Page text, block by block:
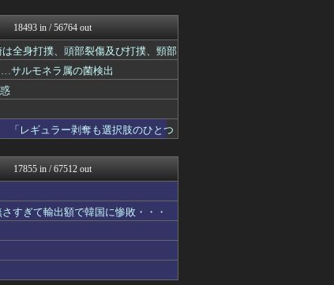
漫画まとめ速報
界はグーチョキパー
異世界転生まとめ速報
ールデンタイムズ
ズッター速報
ジタルニューススレッド
ッカキット
なんJ PRIDE
界の憂鬱 海外・韓国の反...
ぇー速
撃体験！アンビリバボー｜...
ールパーク速報 海外の反...
せまと！
18493 in / 56764 out
全身打撲、頭部裂傷及び打撲、頸部
サルモネラ属の菌検出
「レギュラー剥奪も選択肢のひとつ
17855 in / 67512 out
すぎて輸出額で韓国に惨敗・・・